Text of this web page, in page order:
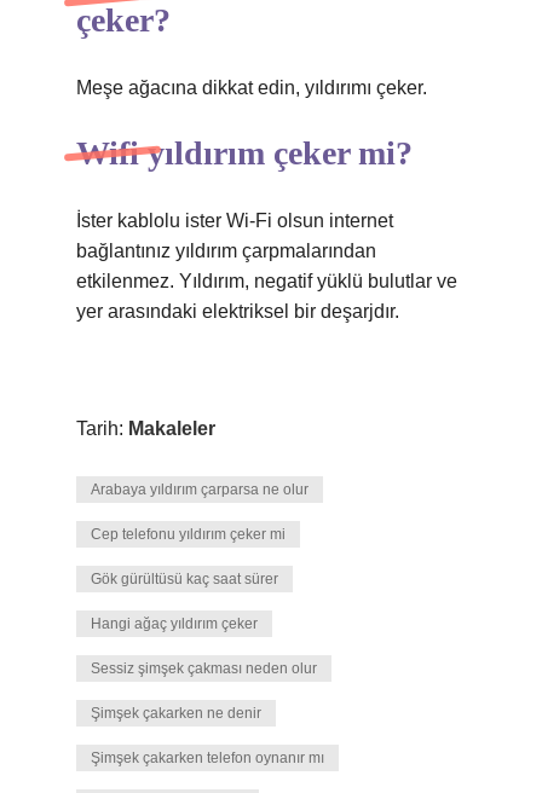
çeker?
Meşe ağacına dikkat edin, yıldırımı çeker.
Wifi yıldırım çeker mi?
İster kablolu ister Wi-Fi olsun internet
bağlantınız yıldırım çarpmalarından
etkilenmez. Yıldırım, negatif yüklü bulutlar ve
yer arasındaki elektriksel bir deşarjdır.
Tarih: Makaleler
Arabaya yıldırım çarparsa ne olur
Cep telefonu yıldırım çeker mi
Gök gürültüsü kaç saat sürer
Hangi ağaç yıldırım çeker
Sessiz şimşek çakması neden olur
Şimşek çakarken ne denir
Şimşek çakarken telefon oynanır mı